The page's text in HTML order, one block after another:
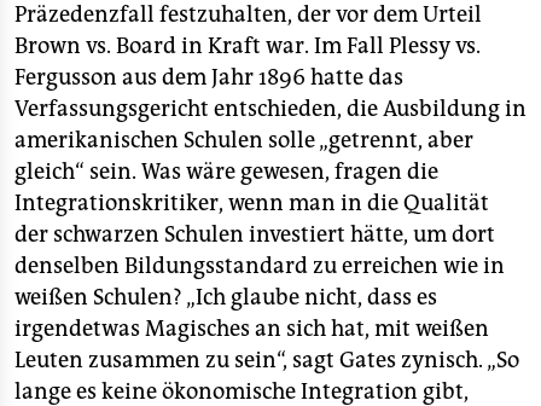
Präzedenzfall festzuhalten, der vor dem Urteil
Brown vs. Board in Kraft war. Im Fall Plessy vs.
Fergusson aus dem Jahr 1896 hatte das
Verfassungsgericht entschieden, die Ausbildung in
amerikanischen Schulen solle „getrennt, aber
gleich“ sein. Was wäre gewesen, fragen die
Integrationskritiker, wenn man in die Qualität
der schwarzen Schulen investiert hätte, um dort
denselben Bildungsstandard zu erreichen wie in
weißen Schulen? „Ich glaube nicht, dass es
irgendetwas Magisches an sich hat, mit weißen
Leuten zusammen zu sein“, sagt Gates zynisch. „So
lange es keine ökonomische Integration gibt,